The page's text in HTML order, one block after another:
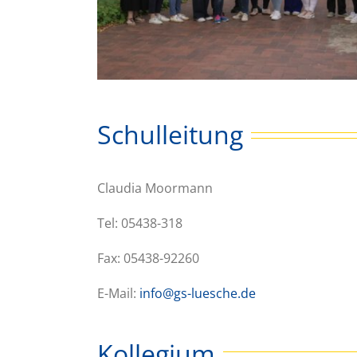
Schulleitung
Claudia Moormann
Tel: 05438-318
Fax: 05438-92260
E-Mail: info@gs-luesche.de